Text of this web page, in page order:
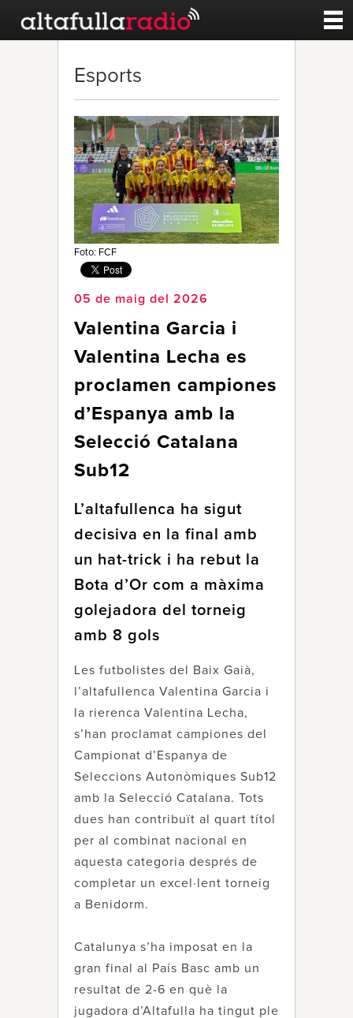
Esports
Noticies
Qui Som
Esports
Foto: FCF
05 de maig del 2026
Valentina Garcia i
Valentina Lecha es
proclamen campiones
d’Espanya amb la
Selecció Catalana
Sub12
L’altafullenca ha sigut
decisiva en la final amb
un hat-trick i ha rebut la
Bota d’Or com a màxima
golejadora del torneig
amb 8 gols
Les futbolistes del Baix Gaià,
l’altafullenca Valentina Garcia i
la rierenca Valentina Lecha,
s’han proclamat campiones del
Campionat d’Espanya de
Seleccions Autonòmiques Sub12
amb la Selecció Catalana. Tots
dues han contribuït al quart títol
per al combinat nacional en
aquesta categoria després de
completar un excel·lent torneig
a Benidorm.
Catalunya s’ha imposat en la
gran final al País Basc amb un
resultat de 2-6 en què la
jugadora d’Altafulla ha tingut ple